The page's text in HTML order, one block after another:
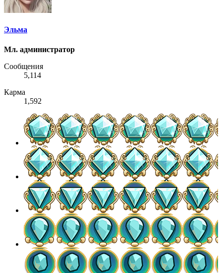
Эльма
Мл. администратор
Сообщения
5,114
Карма
1,592